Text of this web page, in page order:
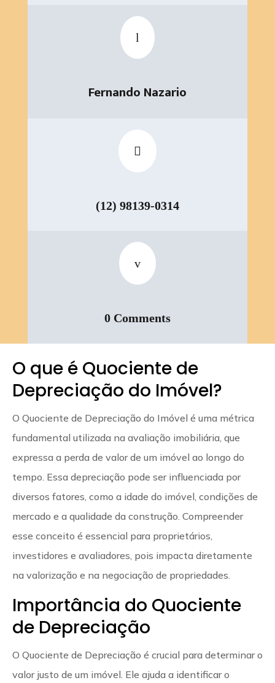
l
Fernando Nazario

(12) 98139-0314
v
0 Comments
O que é Quociente de
Depreciação do Imóvel?
O Quociente de Depreciação do Imóvel é uma métrica
fundamental utilizada na avaliação imobiliária, que
expressa a perda de valor de um imóvel ao longo do
tempo. Essa depreciação pode ser influenciada por
diversos fatores, como a idade do imóvel, condições de
mercado e a qualidade da construção. Compreender
esse conceito é essencial para proprietários,
investidores e avaliadores, pois impacta diretamente
na valorização e na negociação de propriedades.
Importância do Quociente
de Depreciação
O Quociente de Depreciação é crucial para determinar o
valor justo de um imóvel. Ele ajuda a identificar o